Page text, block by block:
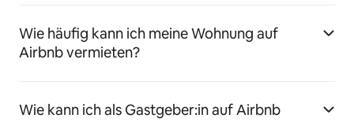
Wie häufig kann ich meine Wohnung auf
Airbnb vermieten?
Wie kann ich als Gastgeber:in auf Airbnb